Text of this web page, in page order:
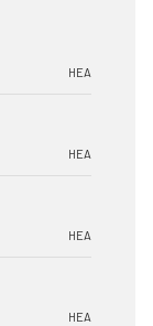
HEA
HEA
HEA
HEA